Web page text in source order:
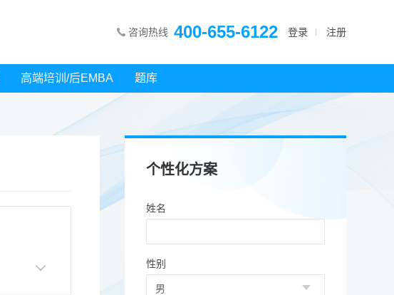
咨询热线 400-655-6122 登录 注册
高端培训/后EMBA 题库
个性化方案
姓名
性别